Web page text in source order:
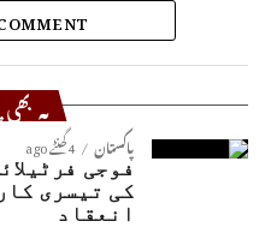
یہ
پاکستان 4 گھنٹے ago
کی تیسری
انعقاد